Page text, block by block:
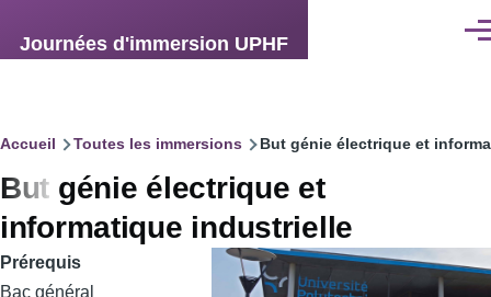
Journées d'immersion UPHF
Fil
d'Ariane
Accueil Toutes les immersions But génie électrique et
But génie électrique et
informatique industrielle
Prérequis
Bac général